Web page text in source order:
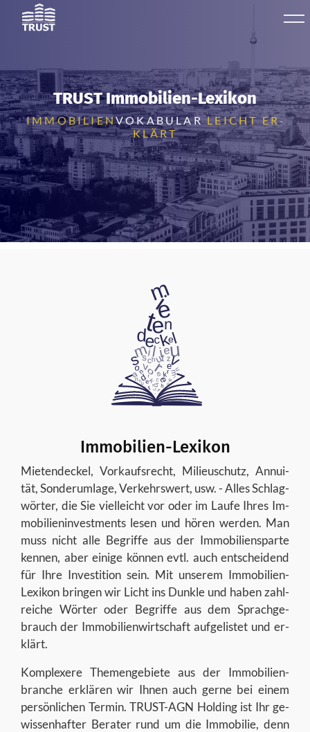
TRUST Immobilien-​Lexikon
IM­MO­BI­LI­ENVO­KA­BU­LARLEICHT ER­
KLÄRT
Immobilien-​Lexikon
Mie­ten­de­ckel, Vor­kaufs­recht, Mi­lieu­schutz, An­nui­
tät, Son­der­um­la­ge, Ver­kehrs­wert, usw. - Alles Schlag­
wör­ter, die Sie viel­leicht vor oder im Laufe Ihres Im­
mo­bi­li­en­in­vest­ments lesen und hören wer­den. Man
muss nicht alle Be­grif­fe aus der Im­mo­bi­li­en­spar­te
ken­nen, aber ei­ni­ge kön­nen evtl. auch ent­schei­dend
für Ihre In­ves­ti­ti­on sein. Mit un­se­rem Immobilien-​
Lexikon brin­gen wir Licht ins Dunk­le und haben zahl­
rei­che Wör­ter oder Be­grif­fe aus dem Sprach­ge­
brauch der Im­mo­bi­li­en­wirt­schaft auf­ge­lis­tet und er­
klärt.
Kom­ple­xe­re The­men­ge­bie­te aus der Im­mo­bi­li­en­
bran­che er­klä­ren wir Ihnen auch gerne bei einem
per­sön­li­chen Ter­min. TRUST-​AGN Hol­ding ist Ihr ge­
wis­sen­haf­ter Be­ra­ter rund um die Im­mo­bi­lie, denn